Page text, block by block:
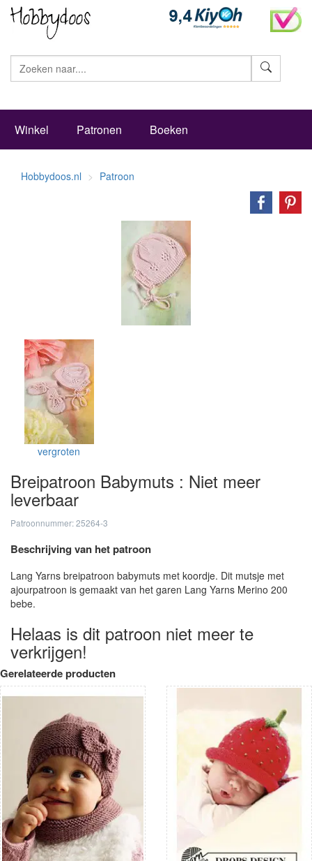
Winkel Patronen Boeken
Hobbydoos.nl Patroon
vergroten
Breipatroon Babymuts : Niet meer
leverbaar
Patroonnummer: 25264-3
Beschrijving van het patroon
Lang Yarns breipatroon babymuts met koordje. Dit mutsje met
ajourpatroon is gemaakt van het garen Lang Yarns Merino 200
bebe.
Helaas is dit patroon niet meer te
verkrijgen!
Gerelateerde producten